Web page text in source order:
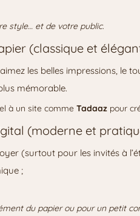
style… et de votre public.
(classique et
les belles impressions, le
mémorable.
à un site comme Tadaaz pour
(moderne et
(surtout pour les invités à
;
du papier ou pour un petit